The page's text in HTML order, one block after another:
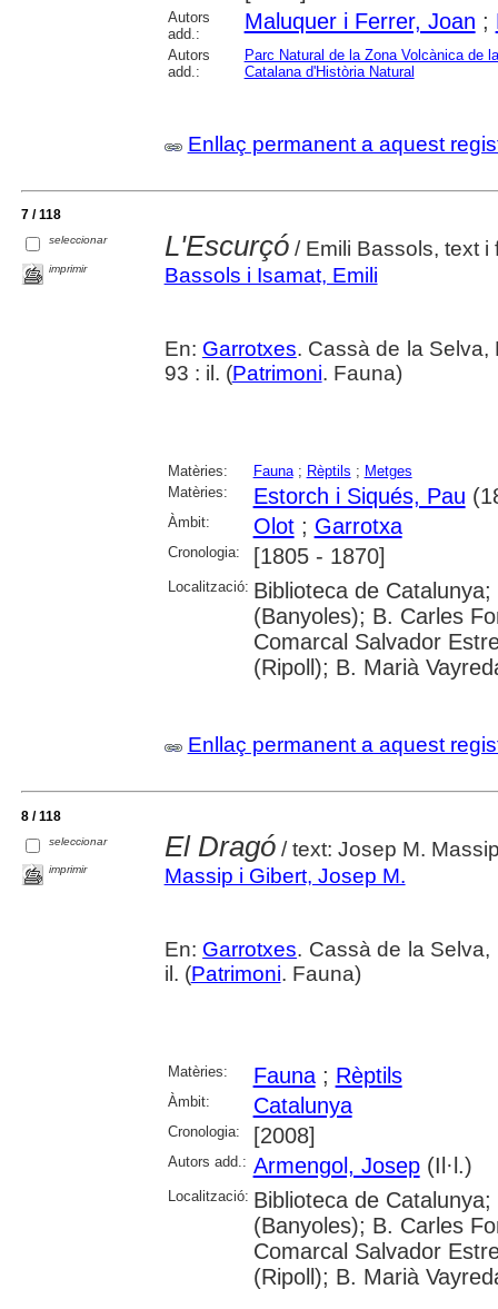
Autors
add.:
Maluquer i Ferrer, Joan ;
Autors
add.:
Parc Natural de la Zona Volcànica de
Catalana d'Història Natural
Enllaç permanent a aquest
7 / 118
seleccionar
imprimir
L'Escurçó/ Emili Bassols, text i
Bassols i Isamat, Emili
En: Garrotxes. Cassà de la Selva,
93 : il. (Patrimoni. Fauna)
Matèries: Fauna; Rèptils ; Metges
Matèries:
Estorch i Siqués, Pau
Àmbit: Olot; Garrotxa
Cronologia: [1805 - 1870]
Localització: Biblioteca de
(Banyoles); B. Carles
Comarcal Salvador
(Ripoll); B. Marià
Enllaç permanent a aquest
8 / 118
seleccionar
imprimir
El Dragó/ text: Josep M.
Massip i Gibert, Josep M.
En: Garrotxes. Cassà de la Selva,
il. (Patrimoni. Fauna)
Matèries: Fauna; Rèptils
Àmbit: Catalunya
Cronologia: [2008]
Autors add.: Armengol, Josep(Il·l.)
Localització: Biblioteca de
(Banyoles); B. Carles
Comarcal Salvador
(Ripoll); B. Marià